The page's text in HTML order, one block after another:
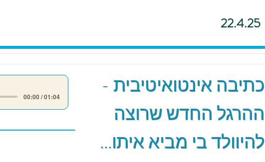
22.4.25
00:00 / 01:04
כתיבה אינטואיטיבית -
ההרגל החדש שרוצה
להיוולד בי מביא איתו...